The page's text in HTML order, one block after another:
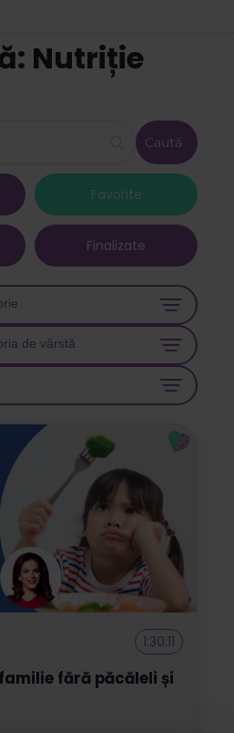
Nutriție
Favorite
Finalizate
de vârstă
1:30:11
fără păcăleli și